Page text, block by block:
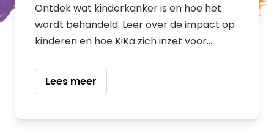
Ontdek wat kinderkanker is en hoe het
wordt behandeld. Leer over de impact op
kinderen en hoe KiKa zich inzet voor
KiKa.nl
Lees meer